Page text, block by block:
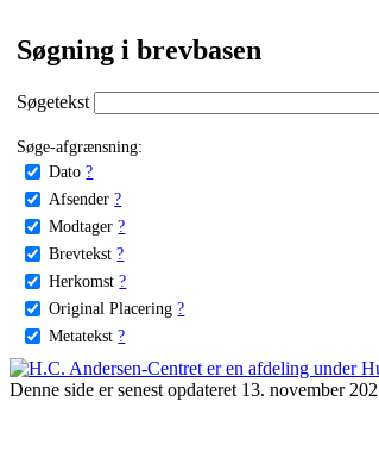
Søgning i brevbasen
Søgetekst
Søge-afgrænsning:
Dato ?
Afsender ?
Modtager ?
Brevtekst ?
Herkomst ?
Original Placering ?
Metatekst ?
Denne side er senest opdateret 13. november